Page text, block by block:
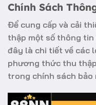
Chính Sách
Để cung cấp và cải
thập một số thông
đây là chi tiết về các
phương thức thu
trong chính sách bảo